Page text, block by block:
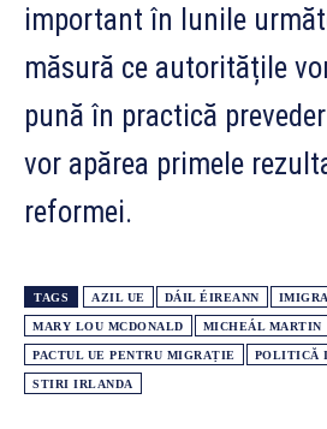
important în lunile
măsură ce autoritățile
pună în practică
vor apărea primele
reformei.
TAGS AZIL UE DÁIL ÉIREANN
MARY LOU MCDONALD MICHEÁL MARTIN
PACTUL UE PENTRU MIGRAȚIE POLITICĂ
STIRI IRLANDA